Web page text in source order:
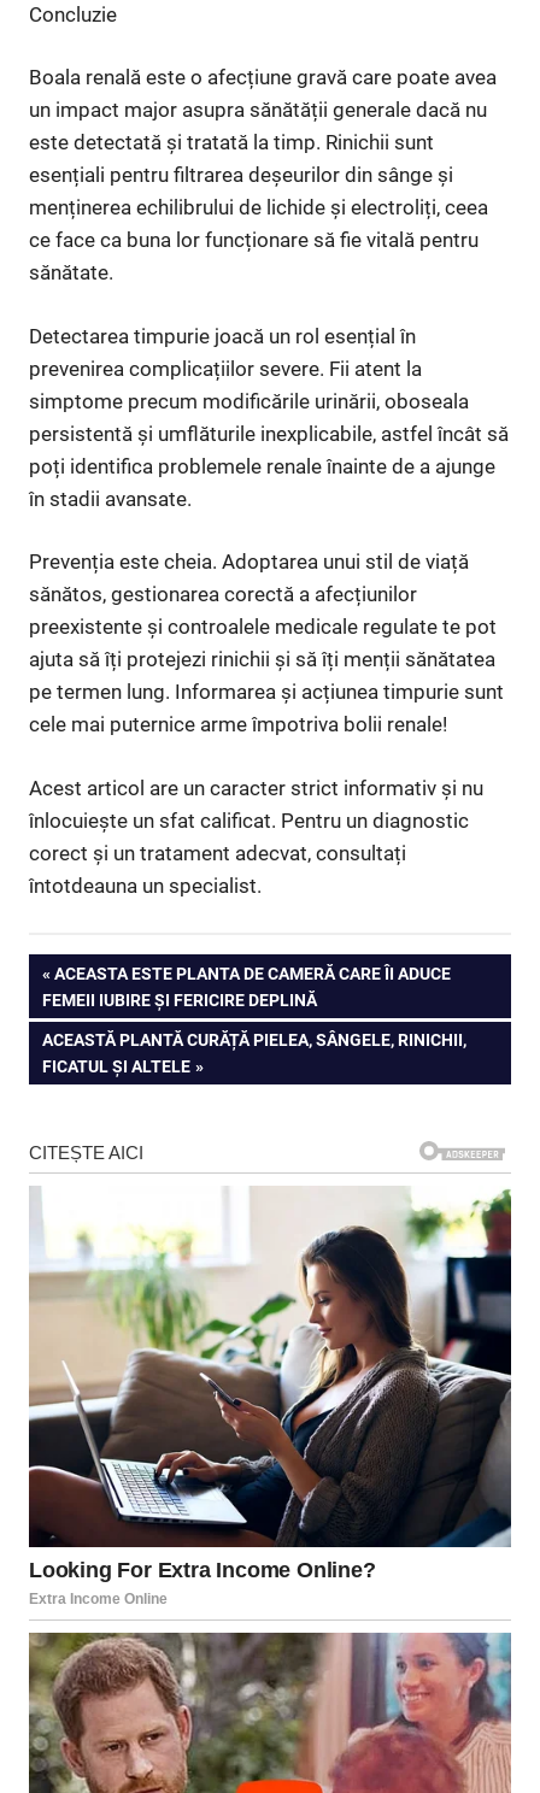
Concluzie
Boala renală este o afecțiune gravă care poate avea
un impact major asupra sănătății generale dacă nu
este detectată și tratată la timp. Rinichii sunt
esențiali pentru filtrarea deșeurilor din sânge și
menținerea echilibrului de lichide și electroliți, ceea
ce face ca buna lor funcționare să fie vitală pentru
sănătate.
Detectarea timpurie joacă un rol esențial în
prevenirea complicațiilor severe. Fii atent la
simptome precum modificările urinării, oboseala
persistentă și umflăturile inexplicabile, astfel încât să
poți identifica problemele renale înainte de a ajunge
în stadii avansate.
Prevenția este cheia. Adoptarea unui stil de viață
sănătos, gestionarea corectă a afecțiunilor
preexistente și controalele medicale regulate te pot
ajuta să îți protejezi rinichii și să îți menții sănătatea
pe termen lung. Informarea și acțiunea timpurie sunt
cele mai puternice arme împotriva bolii renale!
Acest articol are un caracter strict informativ și nu
înlocuiește un sfat calificat. Pentru un diagnostic
corect și un tratament adecvat, consultați
întotdeauna un specialist.
Navigare
în
articole
PREVIOUS
POST:
ACEASTA ESTE PLANTA DE CAMERĂ CARE ÎI ADUCE
FEMEII IUBIRE ȘI FERICIRE DEPLINĂ
NEXT
POST:
ACEASTĂ PLANTĂ CURĂȚĂ PIELEA, SÂNGELE, RINICHII,
FICATUL ȘI ALTELE